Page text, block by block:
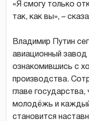
«Я смогу только
так, как вы», –
Владимир Путин
авиационный завод
ознакомившись с
производства.
главе
молодёжь и каждый
становится